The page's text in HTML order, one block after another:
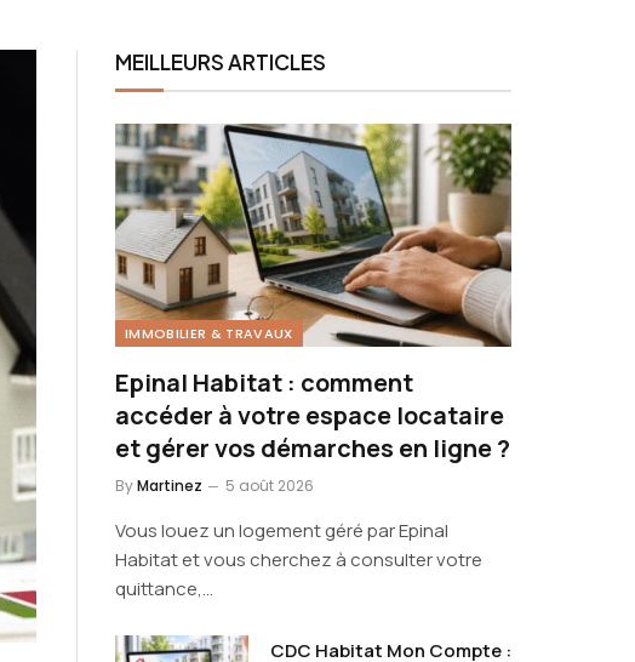
MEILLEURS ARTICLES
IMMOBILIER & TRAVAUX
Epinal Habitat : comment
accéder à votre espace locataire
et gérer vos démarches en ligne ?
ByMartinez 5 août 2026
Vous louez un logement géré par Epinal
Habitat et vous cherchez à consulter votre
quittance,…
CDC Habitat Mon Compte :